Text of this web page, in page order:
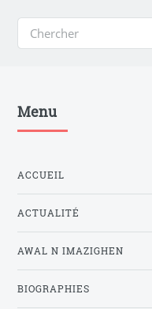
Menu
ACCUEIL
ACTUALITÉ
AWAL N IMAZIGHEN
BIOGRAPHIES